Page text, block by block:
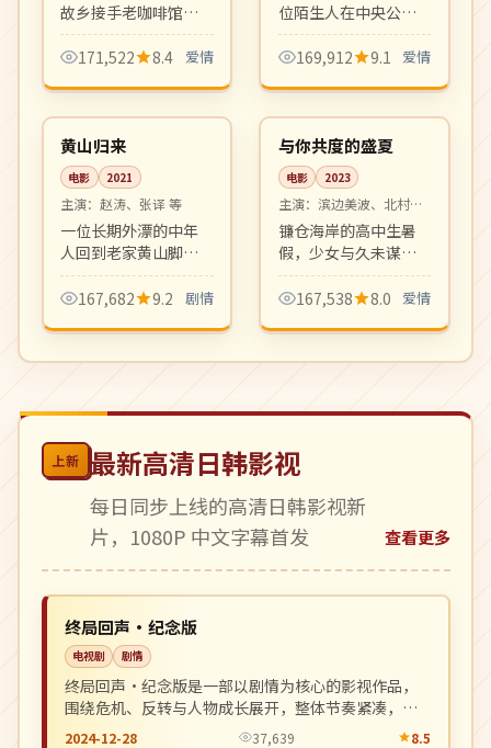
故乡接手老咖啡馆的
女主邂逅养蜂少年。
日常向甜恋小品，制
是 2024 秋档黑马。
171,522 8.4 爱情
位陌生人在中央公园
的同一张长椅上度过
最难忘的一晚。温情
影。
169,912 9.1 爱情
中国
高分 99:30
黄山归来
电影 2021
主演： 赵涛、张译 等
一位长期外漂的中年
人回到老家黄山脚下
小镇照顾生病母亲。
乡愁、家庭、和解，
平静叙事。
167,682 9.2 剧情
日本
院线 99:18
与你共度的盛夏
电影 2023
主演： 滨边美波、北村匠
海 等
镰仓海岸的高中生暑
假，少女与久未谋面
的青梅竹马在烟火大
会前夕重新认识彼
爱情之作。
167,538 8.0 爱情
上新 最新高清日韩影视
每日同步上线的高清日韩影视新
片，1080P 中文字幕首发
查看更多
英国
独播
终局回声·纪念版
电视剧 剧情
终局回声·纪念版是一部以剧情为核心的影视作品，
围绕危机、反转与人物成长展开，整体节奏紧凑，值
得推荐观看。
2024-12-28 37,639 8.5